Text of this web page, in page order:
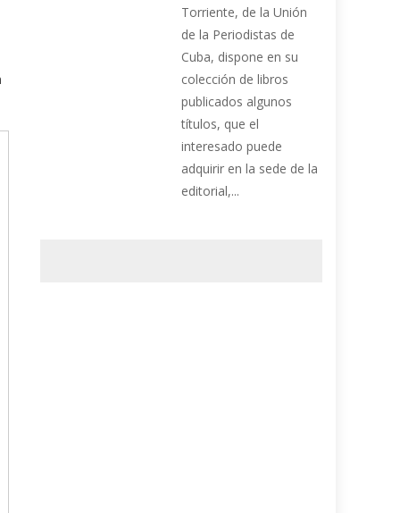
Torriente, de la Unión
de la Periodistas de
Cuba, dispone en su
colección de libros
publicados algunos
títulos, que el
interesado puede
adquirir en la sede de la
editorial,...